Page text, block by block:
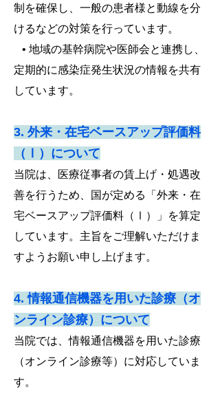
制を確保し、一般の患者様と動線を分
けるなどの対策を行っています。
• 地域の基幹病院や医師会と連携し、
定期的に感染症発生状況の情報を共有
しています。
3. 外来・在宅ベースアップ評価料
（Ⅰ）について
当院は、医療従事者の賃上げ・処遇改
善を行うため、国が定める「外来・在
宅ベースアップ評価料（Ⅰ）」を算定
しています。主旨をご理解いただけま
すようお願い申し上げます。
4. 情報通信機器を用いた診療（オ
ンライン診療）について
当院では、情報通信機器を用いた診療
（オンライン診療等）に対応していま
す。